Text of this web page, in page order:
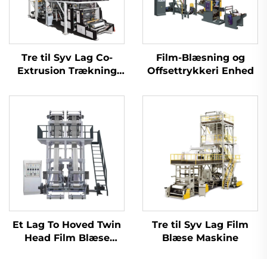
Tre til Syv Lag Co-
Extrusion Trækning
Filmblæsermaskine
Film-Blæsning og
Offsettrykkeri Enhed
Et Lag To Hoved Twin
Head Film Blæse
Tre til Syv Lag Film
Blæse Maskine